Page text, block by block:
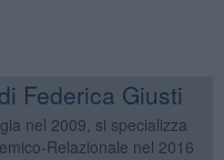
Federica Giusti
nel 2009, si specializza
Relazionale nel 2016